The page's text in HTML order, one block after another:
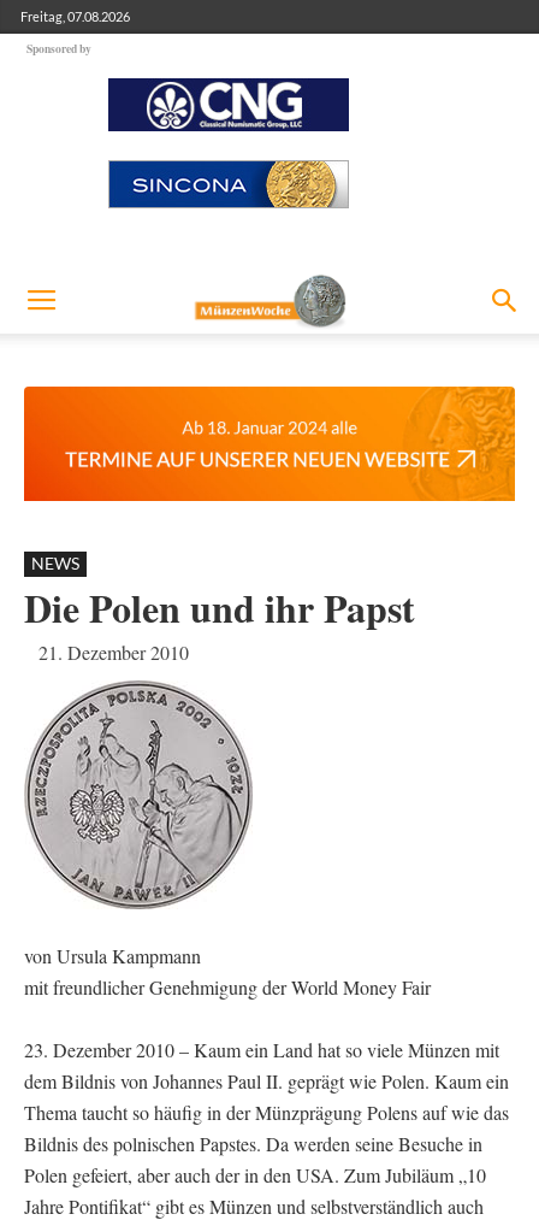
Freitag, 07.08.2026
Sponsored by
NEWS
Die Polen und ihr Papst
21. Dezember 2010
von Ursula Kampmann
mit freundlicher Genehmigung der World Money Fair
23. Dezember 2010 – Kaum ein Land hat so viele Münzen mit
dem Bildnis von Johannes Paul II. geprägt wie Polen. Kaum ein
Thema taucht so häufig in der Münzprägung Polens auf wie das
Bildnis des polnischen Papstes. Da werden seine Besuche in
Polen gefeiert, aber auch der in den USA. Zum Jubiläum „10
Jahre Pontifikat“ gibt es Münzen und selbstverständlich auch